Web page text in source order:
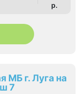
p.
МБ г. Луга на
7